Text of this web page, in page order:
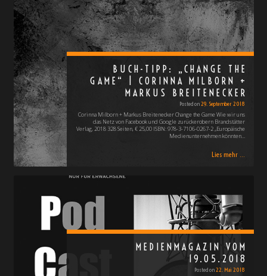
BUCH-TIPP: „CHANGE THE
GAME“ | CORINNA MILBORN +
MARKUS BREITENECKER
Posted on29. September 2018
Corinna Milborn + Markus Breitenecker Change the Game Wie wir uns
das Netz von Facebook und Google zurückerobern Brandstätter
Verlag, 2018 328 Seiten, € 25,00 ISBN: 978-3-7106-0267-2 „Europäische
Medienunternehmen könnten…
Lies mehr ...
MEDIENMAGAZIN VOM
19.05.2018
Posted on22. Mai 2018